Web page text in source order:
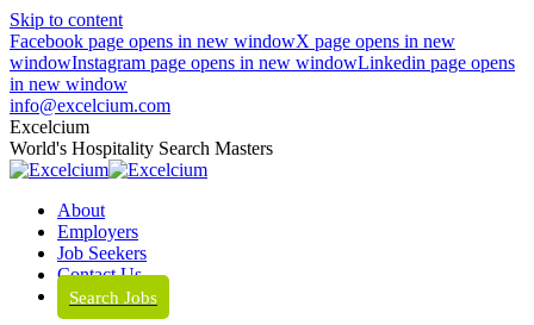
Skip to content
Facebook page opens in new windowX page opens in new
windowInstagram page opens in new windowLinkedin page opens
in new window
info@excelcium.com
Excelcium
World's Hospitality Search Masters
About
Employers
Job Seekers
Contact Us
Search Jobs